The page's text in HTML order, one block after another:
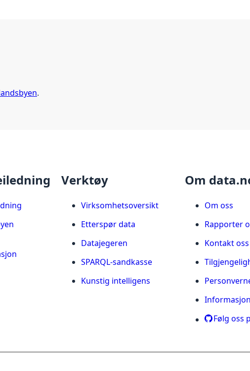
.
Verktøy
Virksomhetsoversikt
Etterspør data
Datajegeren
SPARQL-sandkasse
Kunstig intelligens
Om
Om oss
Rapporter
Kontakt oss
Følg oss